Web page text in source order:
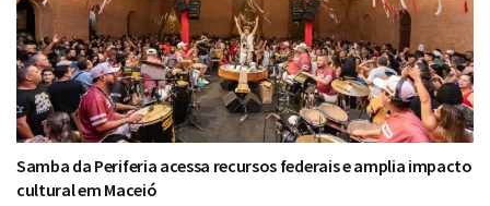
Samba da Periferia acessa recursos federais e amplia impacto
cultural em Maceió